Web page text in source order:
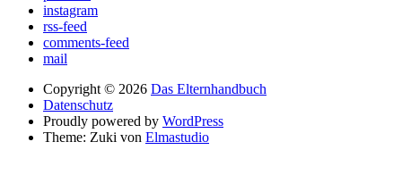
instagram
rss-feed
comments-feed
mail
Copyright © 2026 Das Elternhandbuch
Datenschutz
Proudly powered by WordPress
Theme: Zuki von Elmastudio